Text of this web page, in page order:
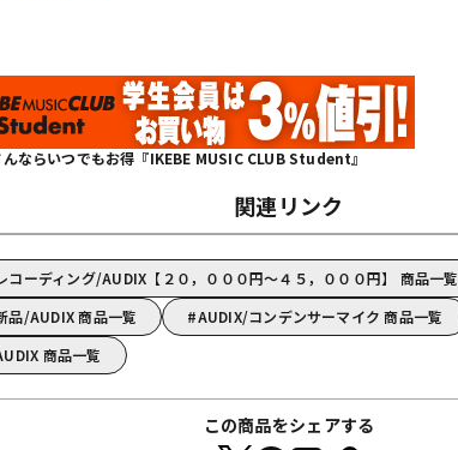
ならいつでもお得『IKEBE MUSIC CLUB Student』
関連リンク
コーディング/AUDIX【２０，０００円～４５，０００円】 商品一覧
品/AUDIX 商品一覧
AUDIX/コンデンサーマイク 商品一覧
商品一覧
この商品をシェアする